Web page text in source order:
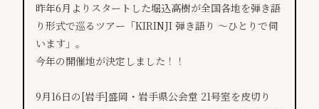
昨年6月よりスタートした堀込高樹が全国各地を弾き語
り形式で巡るツアー「KIRINJI 弾き語り ～ひとりで伺
います」。
今年の開催地が決定しました！！
9月16日の[岩手]盛岡・岩手県公会堂 21号室を皮切り